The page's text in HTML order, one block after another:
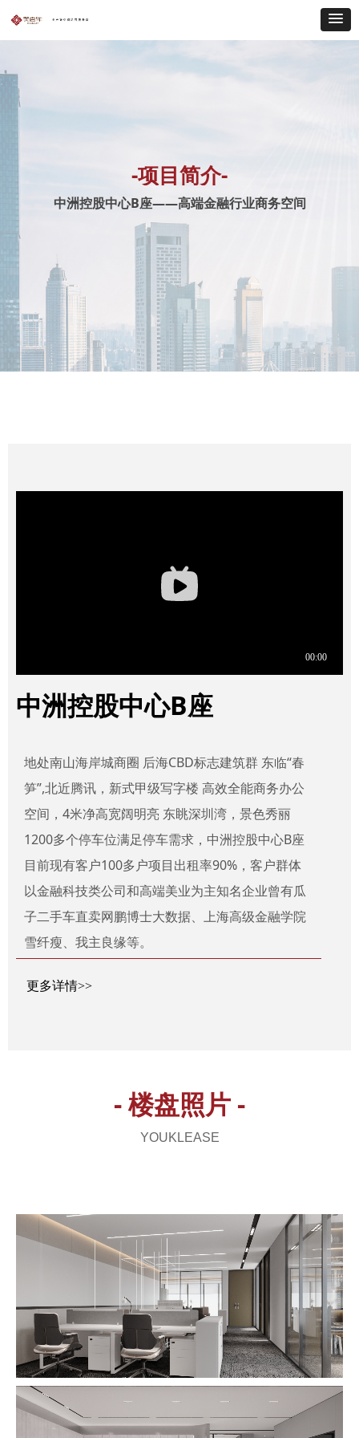
中洲控股中心B座
地处南山海岸城商圈 后海CBD标志建筑群 东临“春
笋”,北近腾讯，新式甲级写字楼 高效全能商务办公
空间，4米净高宽阔明亮 东眺深圳湾，景色秀丽
1200多个停车位满足停车需求，中洲控股中心B座
目前现有客户100多户项目出租率90%，客户群体
以金融科技类公司和高端美业为主知名企业曾有瓜
子二手车直卖网鹏博士大数据、上海高级金融学院
雪纤瘦、我主良缘等。
更多详情>>
- 楼盘照片 -
YOUKLEASE
-项目简介-
中洲控股中心B座——高端金融行业商务空间